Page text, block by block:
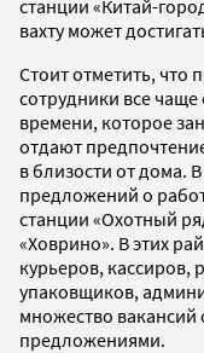
станции «Китай-
вахту может
Стоит отметить, что
сотрудники все
времени, которое
отдают
в близости от дома.
предложений о
станции «Охотный
«Ховрино». В этих
курьеров, кассиров,
упаковщиков,
множество
предложениями.